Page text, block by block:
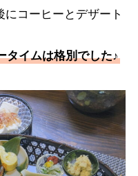
にコーヒーとデザート
タイムは格別でした♪